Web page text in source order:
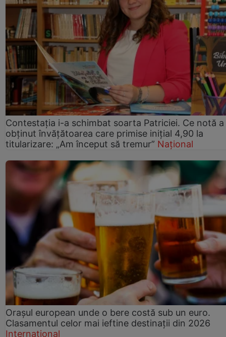
Contestația i-a schimbat soarta Patriciei. Ce notă a
obținut învățătoarea care primise inițial 4,90 la
titularizare: „Am început să tremur” Național
Orașul european unde o bere costă sub un euro.
Clasamentul celor mai ieftine destinații din 2026
Internațional